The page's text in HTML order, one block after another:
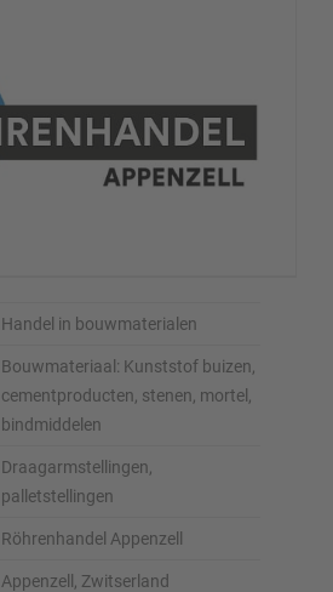
Handel in bouwmaterialen
Bouwmateriaal: Kunststof buizen,
cementproducten, stenen, mortel,
bindmiddelen
Draagarmstellingen,
palletstellingen
Röhrenhandel Appenzell
Appenzell, Zwitserland